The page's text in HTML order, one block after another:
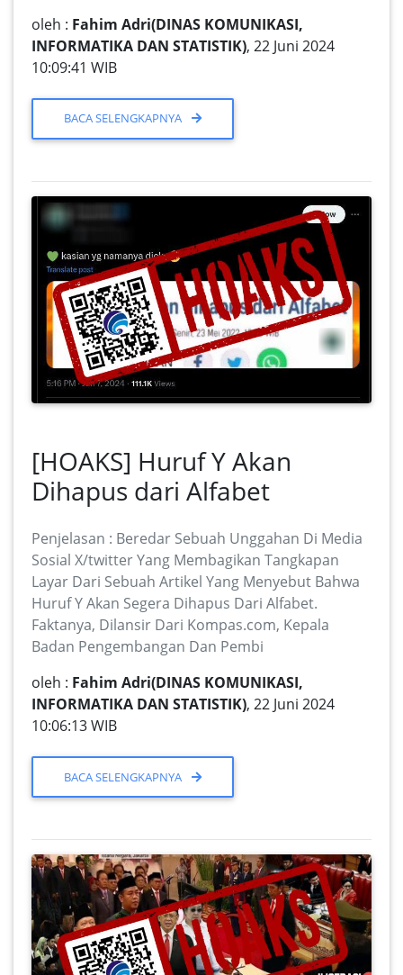
oleh : Fahim Adri(DINAS KOMUNIKASI,
INFORMATIKA DAN STATISTIK), 22 Juni 2024
10:09:41 WIB
BACA SELENGKAPNYA
[HOAKS] Huruf Y Akan
Dihapus dari Alfabet
Penjelasan : Beredar Sebuah Unggahan Di Media
Sosial X/twitter Yang Membagikan Tangkapan
Layar Dari Sebuah Artikel Yang Menyebut Bahwa
Huruf Y Akan Segera Dihapus Dari Alfabet.
Faktanya, Dilansir Dari Kompas.com, Kepala
Badan Pengembangan Dan Pembi
oleh : Fahim Adri(DINAS KOMUNIKASI,
INFORMATIKA DAN STATISTIK), 22 Juni 2024
10:06:13 WIB
BACA SELENGKAPNYA